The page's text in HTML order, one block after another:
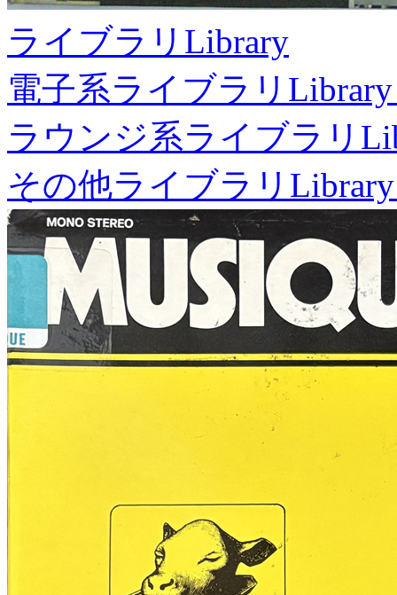
ライブラリ Library
電子系ライブラリ
ラウンジ系ライブラリ
その他ライブラリ